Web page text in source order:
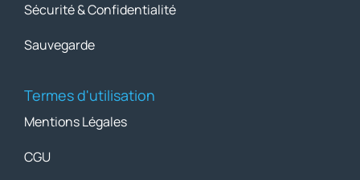
Sécurité & Confidentialité
Sauvegarde
Termes d'utilisation
Mentions Légales
CGU